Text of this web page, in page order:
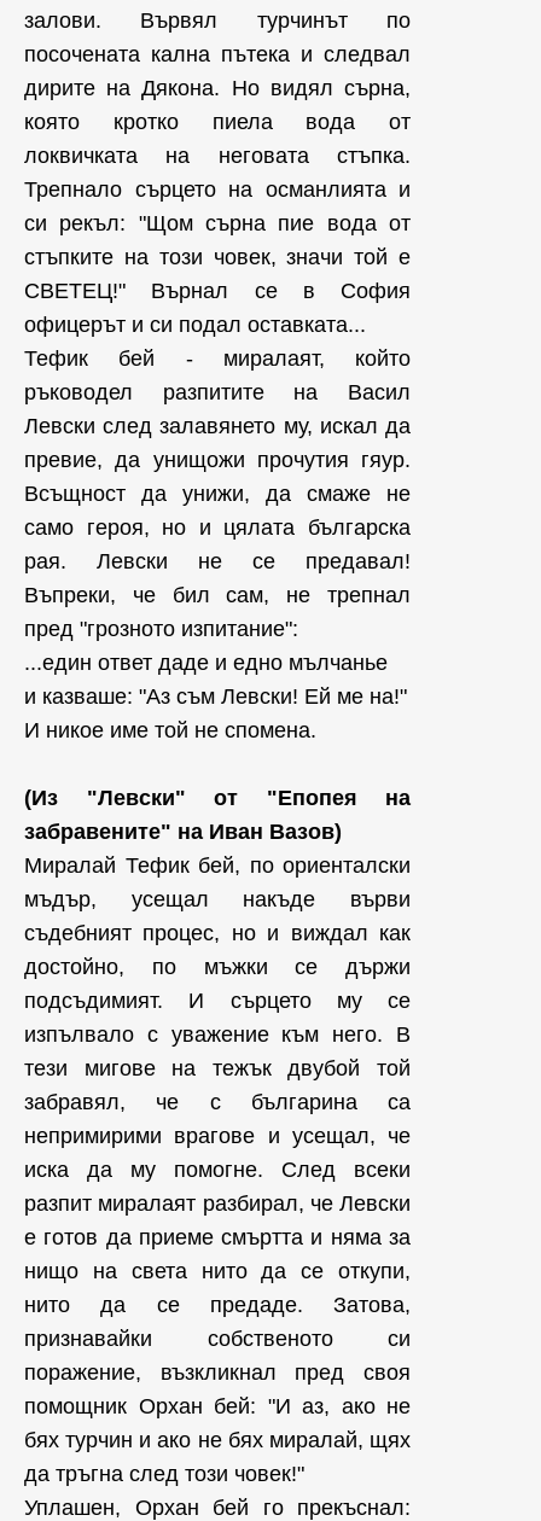
залови. Вървял турчинът по
посочената кална пътека и следвал
дирите на Дякона. Но видял сърна,
която кротко пиела вода от
локвичката на неговата стъпка.
Трепнало сърцето на османлията и
си рекъл: "Щом сърна пие вода от
стъпките на този човек, значи той е
СВЕТЕЦ!" Върнал се в София
офицерът и си подал оставката...
Тефик бей - миралаят, който
ръководел разпитите на Васил
Левски след залавянето му, искал да
превие, да унищожи прочутия гяур.
Всъщност да унижи, да смаже не
само героя, но и цялата българска
рая. Левски не се предавал!
Въпреки, че бил сам, не трепнал
пред "грозното изпитание":
...един ответ даде и едно мълчанье
и казваше: "Аз съм Левски! Ей ме на!"
И никое име той не спомена.
(Из "Левски" от "Епопея на
забравените" на Иван Вазов)
Миралай Тефик бей, по ориенталски
мъдър, усещал накъде върви
съдебният процес, но и виждал как
достойно, по мъжки се държи
подсъдимият. И сърцето му се
изпълвало с уважение към него. В
тези мигове на тежък двубой той
забравял, че с българина са
непримирими врагове и усещал, че
иска да му помогне. След всеки
разпит миралаят разбирал, че Левски
е готов да приеме смъртта и няма за
нищо на света нито да се откупи,
нито да се предаде. Затова,
признавайки собственото си
поражение, възкликнал пред своя
помощник Орхан бей: "И аз, ако не
бях турчин и ако не бях миралай, щях
да тръгна след този човек!"
Уплашен, Орхан бей го прекъснал: